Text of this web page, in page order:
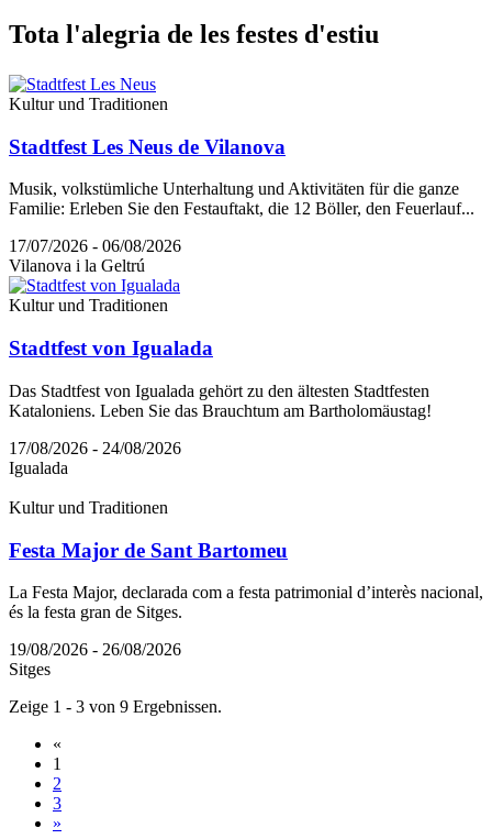
Tota l'alegria de les festes d'estiu
Kultur und Traditionen
Stadtfest Les Neus de Vilanova
Musik, volkstümliche Unterhaltung und Aktivitäten für die ganze
Familie: Erleben Sie den Festauftakt, die 12 Böller, den Feuerlauf...
17/07/2026 - 06/08/2026
Vilanova i la Geltrú
Kultur und Traditionen
Stadtfest von Igualada
Das Stadtfest von Igualada gehört zu den ältesten Stadtfesten
Kataloniens. Leben Sie das Brauchtum am Bartholomäustag!
17/08/2026 - 24/08/2026
Igualada
Kultur und Traditionen
Festa Major de Sant Bartomeu
La Festa Major, declarada com a festa patrimonial d’interès nacional,
és la festa gran de Sitges.
19/08/2026 - 26/08/2026
Sitges
Zeige 1 - 3 von 9 Ergebnissen.
«
1
2
3
»